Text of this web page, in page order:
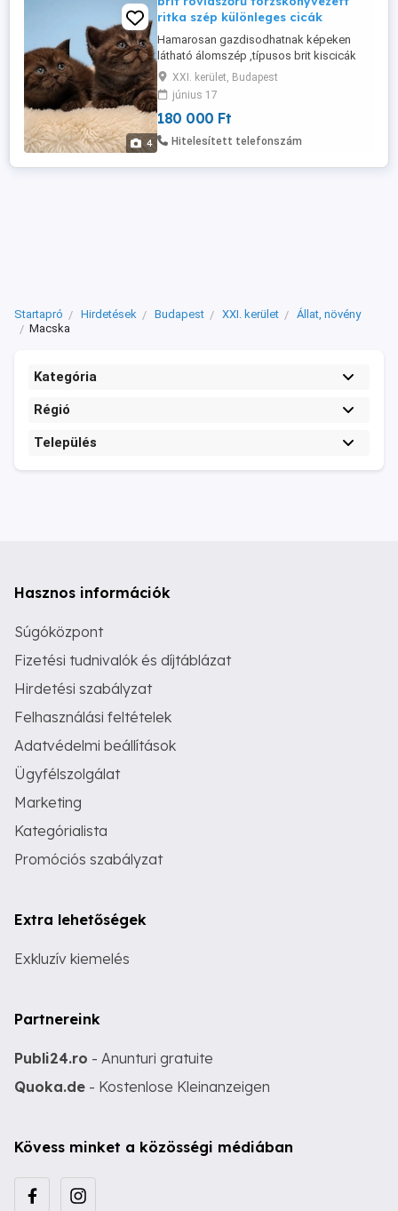
4
ritka szép különleges cicák
Hamarosan gazdisodhatnak képeken
látható álomszép ,típusos brit kiscicák
Törzskönyvezve ,chippelve, oltva ,féreg
és parazitamentesen. Egészségügyi
Könyvel, szerződéssel. Ajándékokkal
amik a kezdetben szükségesek.
Személyesen is megtekinthető Telefonon
XXI. kerület, Budapest
június 17
180 000 Ft
Hitelesített telefonszám
Startapró Hirdetések Budapest XXI. kerület
Állat, növény
Macska
Kategória
Régió
Település
Hasznos információk
Súgóközpont
Fizetési tudnivalók és díjtáblázat
Hirdetési szabályzat
Felhasználási feltételek
Adatvédelmi beállítások
Ügyfélszolgálat
Marketing
Kategórialista
Promóciós szabályzat
Extra lehetőségek
Exkluzív kiemelés
Partnereink
Publi24.ro - Anunturi gratuite
Quoka.de - Kostenlose Kleinanzeigen
Kövess minket a közösségi médiában